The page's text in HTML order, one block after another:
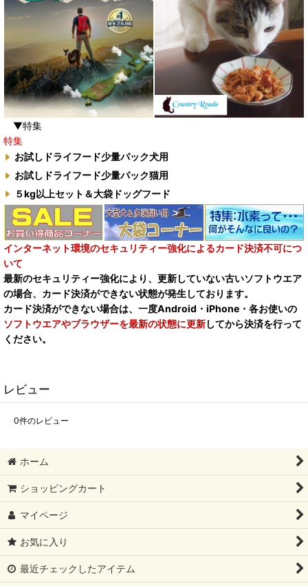
▼特集
特集
お試しドライフード少量パック犬用
お試しドライフード少量パック猫用
５kg以上セット＆大袋ドッグフード
インターネット環境のセキュリティー強化によるカード決済不可につ
いて
最新のセキュリティー強化により、更新していない古いソフトウエア
の場合、カード決済ができない状態が発生しております。
カード決済ができない場合は、一度Android・iPhone・各お使いの
ソフトウエアやブラウザーを最新の状態に更新してから決済を行って
ください。
レビュー
0件のレビュー
ホーム
ショッピングカート
マイページ
お気に入り
最近チェックしたアイテム